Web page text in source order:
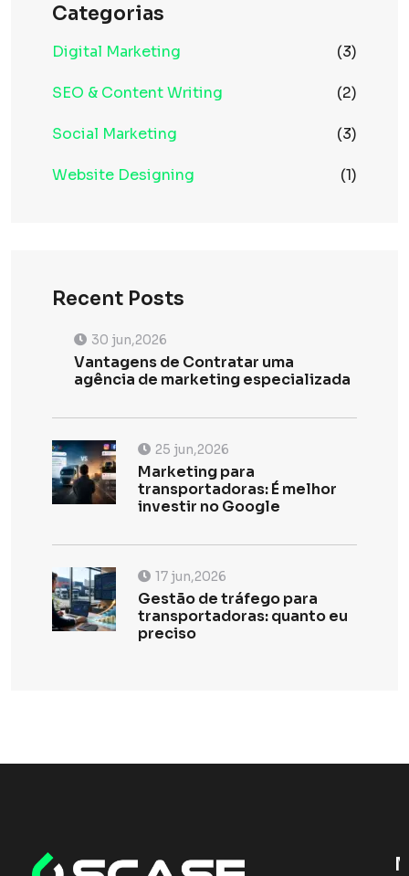
Categorias
Digital Marketing (3)
SEO & Content Writing (2)
Social Marketing (3)
Website Designing (1)
Recent Posts
30 jun,2026
Vantagens de Contratar uma
agência de marketing especializada
25 jun,2026
Marketing para
transportadoras: É melhor
investir no Google
17 jun,2026
Gestão de tráfego para
transportadoras: quanto eu
preciso
N